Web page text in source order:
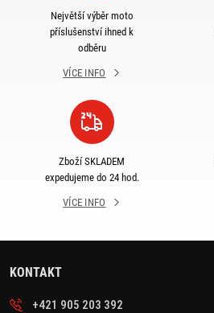
Největší výběr moto
příslušenství ihned k
odběru
VÍCE INFO
Zboží SKLADEM
expedujeme do 24 hod.
VÍCE INFO
KONTAKT
+421 905 203 392